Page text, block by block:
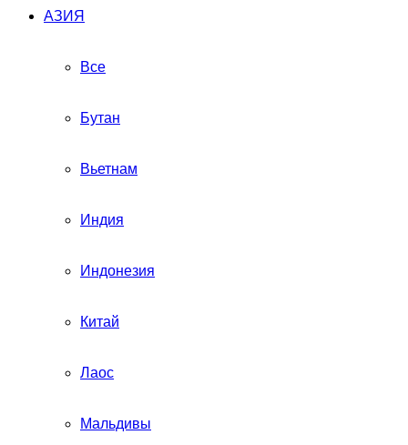
АЗИЯ
Все
Бутан
Вьетнам
Индия
Индонезия
Китай
Лаос
Мальдивы